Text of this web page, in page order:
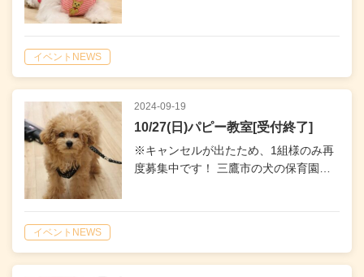
イベントNEWS
2024-09-19
10/27(日)パピー教室[受付終了]
※キャンセルが出たため、1組様のみ再
度募集中です！ 三鷹市の犬の保育園…
イベントNEWS